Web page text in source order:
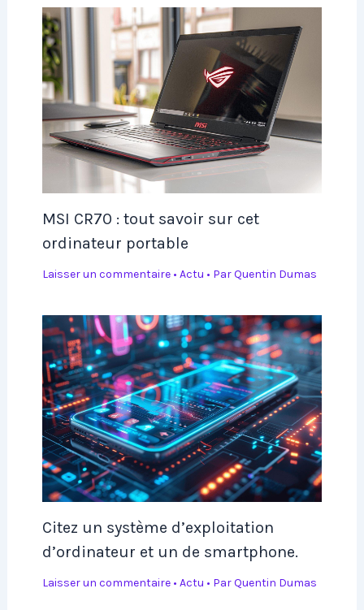
MSI CR70 : tout savoir sur cet
ordinateur portable
Laisser un commentaire • Actu • ParQuentin Dumas
Citez un système d’exploitation
d’ordinateur et un de smartphone.
Laisser un commentaire • Actu • ParQuentin Dumas